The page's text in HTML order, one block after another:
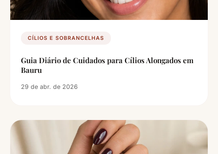
CÍLIOS E SOBRANCELHAS
Guia Diário de Cuidados para Cílios Alongados em
Bauru
29 de abr. de 2026